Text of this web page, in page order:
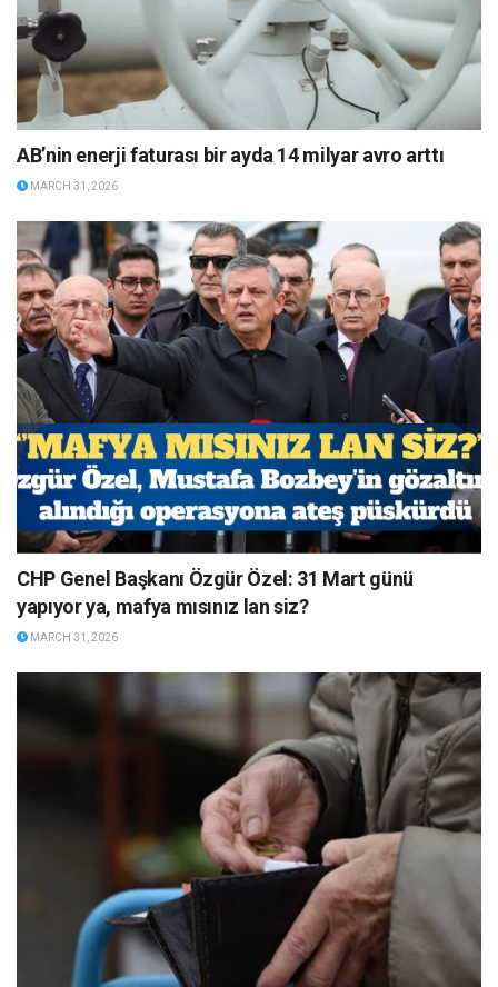
AB’nin enerji faturası bir ayda 14 milyar avro arttı
MARCH 31, 2026
CHP Genel Başkanı Özgür Özel: 31 Mart günü
yapıyor ya, mafya mısınız lan siz?
MARCH 31, 2026